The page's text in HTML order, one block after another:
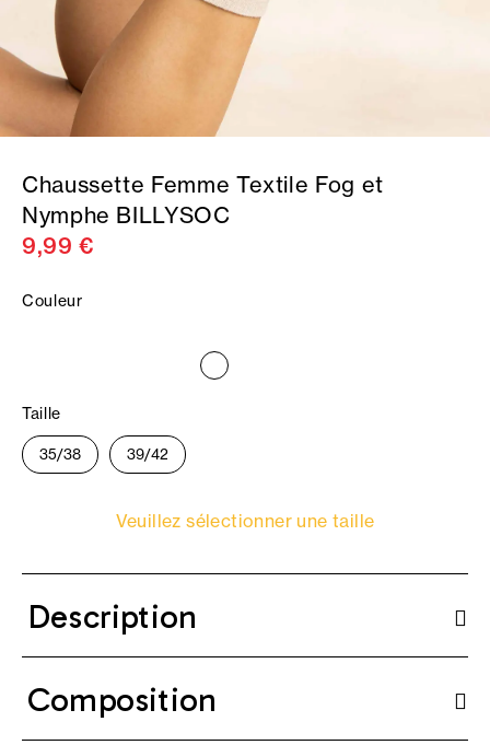
Chaussette Femme Textile Fog et
Nymphe BILLYSOC
9,99 €
Couleur
Taille
35/38 39/42
Veuillez sélectionner une taille
Description
Composition